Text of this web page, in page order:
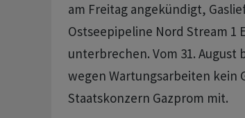
am Freitag angekündigt,
Ostseepipeline Nord Stream 1
unterbrechen. Vom 31. August
wegen Wartungsarbeiten kein
Staatskonzern Gazprom mit.